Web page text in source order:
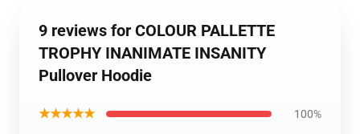
9 reviews for COLOUR PALLETTE
TROPHY INANIMATE INSANITY
Pullover Hoodie
★★★★★ 100%